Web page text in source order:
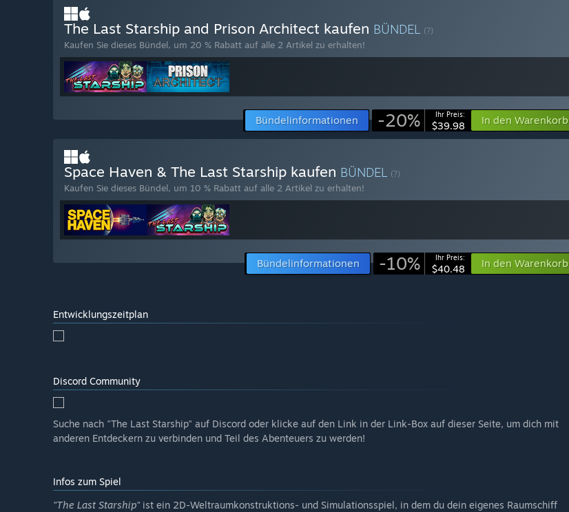
The Last Starship and Prison Architect kaufen BÜNDEL (?)
Kaufen Sie dieses Bündel, um 20 % Rabatt auf alle 2 Artikel zu erhalten!
Bündelinformationen -20% Ihr Preis:
$39.98 In den Warenkorb
Space Haven & The Last Starship kaufen BÜNDEL (?)
Kaufen Sie dieses Bündel, um 10 % Rabatt auf alle 2 Artikel zu erhalten!
Bündelinformationen -10% Ihr Preis:
$40.48 In den Warenkorb
Entwicklungszeitplan
Discord Community
Suche nach "The Last Starship" auf Discord oder klicke auf den Link in der Link-Box auf dieser Seite, um dich mit
anderen Entdeckern zu verbinden und Teil des Abenteuers zu werden!
Infos zum Spiel
"The Last Starship" ist ein 2D-Weltraumkonstruktions- und Simulationsspiel, in dem du dein eigenes Raumschiff